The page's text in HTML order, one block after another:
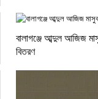
বালাগঞ্জে আব্দুল আজিজ
বিতরণ